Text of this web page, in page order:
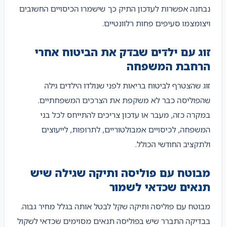
נבחנה אפשרות לעדכון התיק כך שישמרו הכיסויים החשובים
ויצומצמו סעיפים פחות רלוונטיים.
זוג עם ילדים שבדק את הביטוח אחרי
הרחבת המשפחה
זוג שהצטרף לביטוח בריאות לפני שנולדו הילדים גילה
שהפוליסה כבר לא משקפת את הצרכים המשפחתיים.
במקרה כזה, מעבר או עדכון צריכים להתייחס לכל בני
המשפחה, לכיסויים אמבולטוריים, לתרופות, לייעוצים
ולתקציב החודשי הכולל.
מבוטח עם פוליסה ותיקה שגילה שיש
תנאים שכדאי לשמור
מבוטח עם פוליסה ותיקה שקל לבטל אותה בגלל מחיר גבוה.
בבדיקה התברר שיש בפוליסה תנאים מסוימים שכדאי לשקול